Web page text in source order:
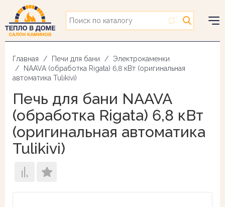
Перейти
основному
содержанию
Главная Печи для бани
Электрокаменки
NAAVA (обработка Rigata) 6,8 кВт (оригинальная
автоматика Tulikivi)
Печь для бани NAAVA
(обработка Rigata) 6,8 кВт
(оригинальная автоматика
Tulikivi)